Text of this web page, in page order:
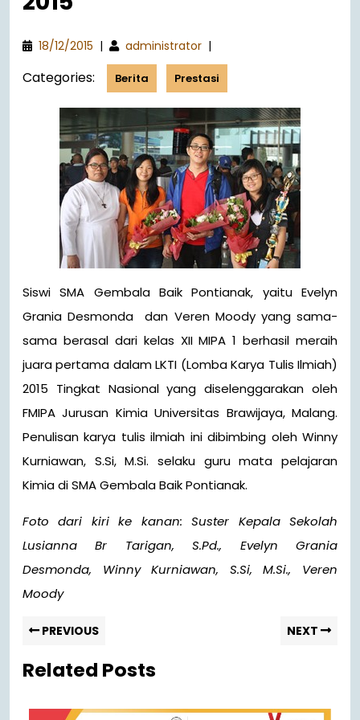
18/12/2015 | administrator |
Categories: Berita Prestasi
Siswi SMA Gembala Baik Pontianak, yaitu Evelyn
Grania Desmonda dan Veren Moody yang sama-
sama berasal dari kelas XII MIPA 1 berhasil meraih
juara pertama dalam LKTI (Lomba Karya Tulis Ilmiah)
2015 Tingkat Nasional yang diselenggarakan oleh
FMIPA Jurusan Kimia Universitas Brawijaya, Malang.
Penulisan karya tulis ilmiah ini dibimbing oleh Winny
Kurniawan, S.Si, M.Si. selaku guru mata pelajaran
Kimia di SMA Gembala Baik Pontianak.
Foto dari kiri ke kanan: Suster Kepala Sekolah
Lusianna Br Tarigan, S.Pd., Evelyn Grania
Desmonda, Winny Kurniawan, S.Si, M.Si., Veren
Moody
PREVIOUS NEXT
Related Posts